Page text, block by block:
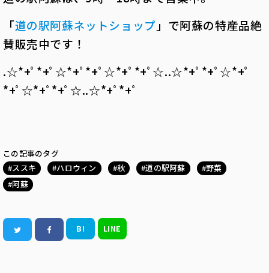
「道の駅阿蘇ネットショップ 」で阿蘇の特産品絶
賛販売中です！
.☆*+ﾟ*+ﾟ☆*+ﾟ*+ﾟ☆*+ﾟ*+ﾟ☆..☆*+ﾟ*+ﾟ☆*+ﾟ
*+ﾟ☆*+ﾟ*+ﾟ☆..☆*+ﾟ*+ﾟ
この記事のタグ
ススキ
ハロウィン 秋 道の駅阿蘇
野菜
阿蘇
B! LINE